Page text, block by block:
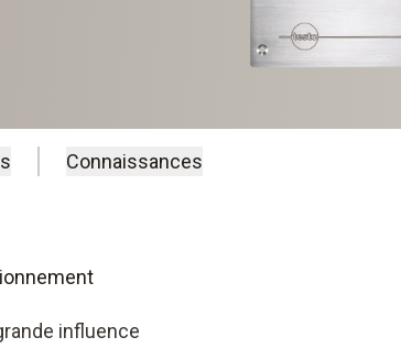
Connaissances
influence